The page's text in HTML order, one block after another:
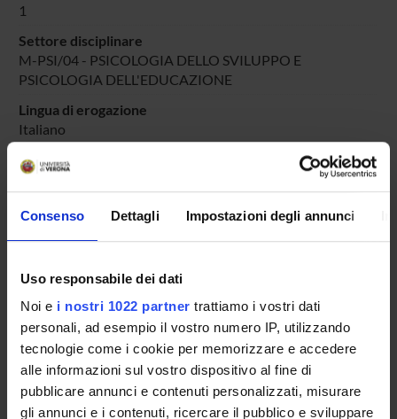
Consenso Dettagli Impostazioni degli annunci
Uso responsabile dei dati
Noi e i nostri 1022 partner trattiamo i vostri dati
personali, ad esempio il vostro numero IP, utilizzando
tecnologie come i cookie per memorizzare e accedere
alle informazioni sul vostro dispositivo al fine di
pubblicare annunci e contenuti personalizzati, misurare
gli annunci e i contenuti, ricercare il pubblico e sviluppare
1
Settore disciplinare
M-PSI/04 - PSICOLOGIA DELLO SVILUPPO E
PSICOLOGIA DELL'EDUCAZIONE
Lingua di erogazione
Italiano
Periodo
DIDATTICA SOSTEGNO
dal 25-ott-2025 al 30-giu-2025.
Avvisi relativi al corso
Vai all'orario delle lezioni